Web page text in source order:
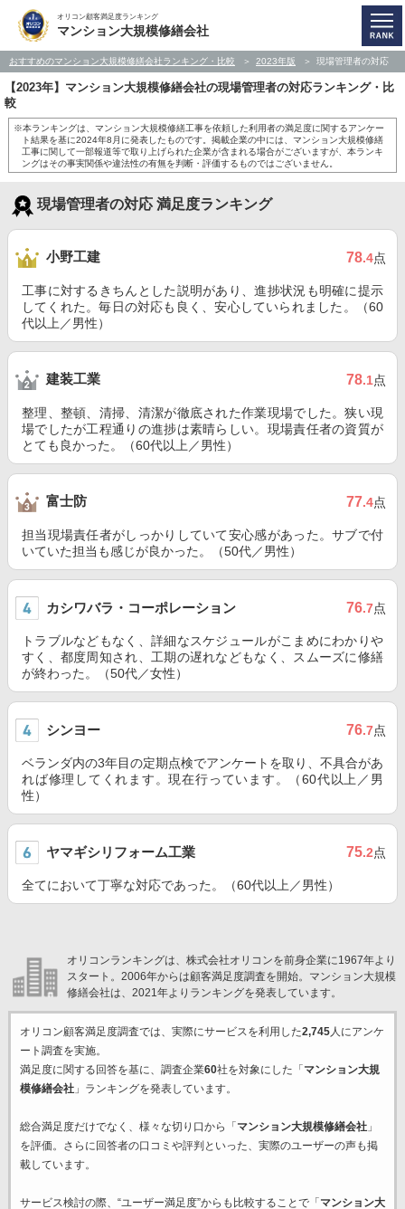
オリコン顧客満足度ランキング
マンション大規模修繕会社
おすすめのマンション大規模修繕会社ランキング・比較 2023年版 現場管理者の対応
【2023年】マンション大規模修繕会社の現場管理者の対応ランキング・比
較
※本ランキングは、マンション大規模修繕工事を依頼した利用者の満足度に関するアンケー
ト結果を基に2024年8月に発表したものです。掲載企業の中には、マンション大規模修繕
工事に関して一部報道等で取り上げられた企業が含まれる場合がございますが、本ランキ
ングはその事実関係や違法性の有無を判断・評価するものではございません。
現場管理者の対応 満足度ランキング
小野工建 78.4点
工事に対するきちんとした説明があり、進捗状況も明確に提示
してくれた。毎日の対応も良く、安心していられました。（60
代以上／男性）
建装工業 78.1点
整理、整頓、清掃、清潔が徹底された作業現場でした。狭い現
場でしたが工程通りの進捗は素晴らしい。現場責任者の資質が
とても良かった。（60代以上／男性）
富士防 77.4点
担当現場責任者がしっかりしていて安心感があった。サブで付
いていた担当も感じが良かった。（50代／男性）
カシワバラ・コーポレーション 76.7点
トラブルなどもなく、詳細なスケジュールがこまめにわかりや
すく、都度周知され、工期の遅れなどもなく、スムーズに修繕
が終わった。（50代／女性）
シンヨー 76.7点
ベランダ内の3年目の定期点検でアンケートを取り、不具合があ
れば修理してくれます。現在行っています。（60代以上／男
性）
ヤマギシリフォーム工業 75.2点
全てにおいて丁寧な対応であった。（60代以上／男性）
オリコンランキングは、株式会社オリコンを前身企業に1967年より
スタート。2006年からは顧客満足度調査を開始。マンション大規模
修繕会社は、2021年よりランキングを発表しています。
オリコン顧客満足度調査では、実際にサービスを利用した2,745人にアンケ
ート調査を実施。
満足度に関する回答を基に、調査企業60社を対象にした「 マンション大規
模修繕会社」ランキングを発表しています。
総合満足度だけでなく、様々な切り口から「 マンション大規模修繕会社」
を評価。さらに回答者の口コミや評判といった、実際のユーザーの声も掲
載しています。
サービス検討の際、“ユーザー満足度”からも比較することで「 マンション大